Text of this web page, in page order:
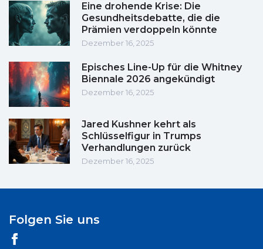
Eine drohende Krise: Die
Gesundheitsdebatte, die die
Prämien verdoppeln könnte
Dezember 16, 2025
Episches Line-Up für die Whitney
Biennale 2026 angekündigt
Dezember 16, 2025
Jared Kushner kehrt als
Schlüsselfigur in Trumps
Verhandlungen zurück
Dezember 16, 2025
Folgen Sie uns